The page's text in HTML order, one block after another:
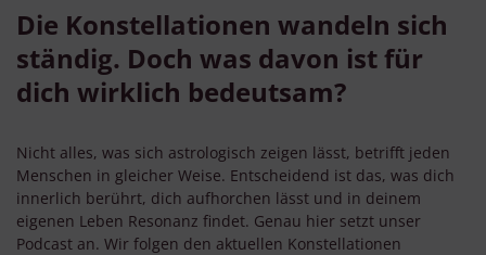
Die Konstellationen wandeln sich
ständig. Doch was davon ist für
dich wirklich bedeutsam?
Nicht alles, was sich astrologisch zeigen lässt, betrifft jeden
Menschen in gleicher Weise. Entscheidend ist das, was dich
innerlich berührt, dich aufhorchen lässt und in deinem
eigenen Leben Resonanz findet. Genau hier setzt unser
Podcast an. Wir folgen den aktuellen Konstellationen